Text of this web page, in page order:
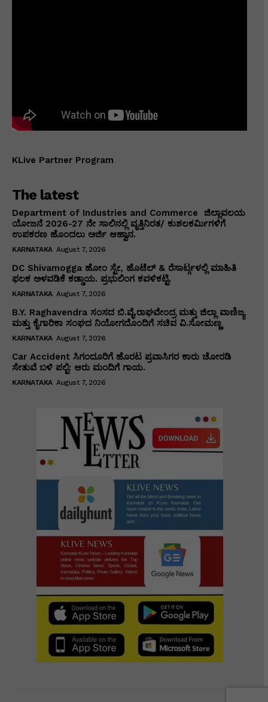
KLive Partner Program
The latest
Department of Industries and Commerce ಜಿಲ್ಲಾವಲಯ
ಯೋಜನೆ 2026-27 ನೇ ಸಾಲಿನಲ್ಲಿ ವೃತ್ತಿನಿರತ/ ಕುಶಲಕರ್ಮಿಗಳಿಗೆ
ಉಪಕರಣ ಹೊಂದಲು ಅರ್ಜಿ ಆಹ್ವಾನ.
KARNATAKA August 7, 2026
DC Shivamogga ಹೋಂ ಸ್ಟೇ, ಹೊಟೆಲ್ & ರೆಸಾರ್ಟ್ಗಳಲ್ಲಿ ಮಾಹಿತಿ
ಫಲಕ ಅಳವಡಿಕೆ ಕಡ್ಡಾಯ. ಪ್ರಭುಲಿಂಗ ಕವಳಿಕಟ್ಟಿ.
KARNATAKA August 7, 2026
B.Y. Raghavendra ಸಂಸದ ಬಿ.ವೈ.ರಾಘವೇಂದ್ರ ಮತ್ತು ಜಿಲ್ಲಾ ವಾಣಿಜ್ಯ
ಮತ್ತು ಕೈಗಾರಿಕಾ ಸಂಘದ ನಿಯೋಗದೊಂದಿಗೆ ಸಚಿವ ವಿ‌.ಸೋಮಣ್ಣ
KARNATAKA August 7, 2026
Car Accident ಸಿಗಂದೂರಿಗೆ ಹೊರಟ ಪ್ರವಾಸಿಗರ ಕಾರು ಚೋರಡಿ
ಸೇತುವೆ ಬಳಿ ಪಲ್ಟಿ: ಆರು ಮಂದಿಗೆ ಗಾಯ.
KARNATAKA August 7, 2026